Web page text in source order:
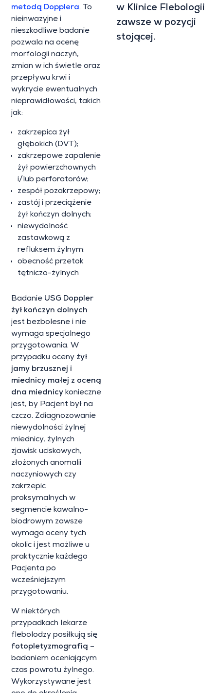
metodą Dopplera. To
nieinwazyjne i
nieszkodliwe badanie
pozwala na ocenę
morfologii naczyń,
zmian w ich świetle oraz
przepływu krwi i
wykrycie ewentualnych
nieprawidłowości, takich
jak:
zakrzepica żył
głębokich (DVT);
zakrzepowe zapalenie
żył powierzchownych
i/lub perforatorów;
zespół pozakrzepowy;
zastój i przeciążenie
żył kończyn dolnych;
niewydolność
zastawkową z
refluksem żylnym;
obecność przetok
tętniczo-żylnych
Badanie USG Doppler
żył kończyn dolnych
jest bezbolesne i nie
wymaga specjalnego
przygotowania. W
przypadku oceny żył
jamy brzusznej i
miednicy małej z oceną
dna miednicy konieczne
jest, by Pacjent był na
czczo. Zdiagnozowanie
niewydolności żylnej
miednicy, żylnych
zjawisk uciskowych,
złożonych anomalii
naczyniowych czy
zakrzepic
proksymalnych w
segmencie kawalno-
biodrowym zawsze
wymaga oceny tych
okolic i jest możliwe u
praktycznie każdego
Pacjenta po
wcześniejszym
przygotowaniu.
W niektórych
przypadkach lekarze
flebolodzy posiłkują się
fotopletyzmografią –
badaniem oceniającym
czas powrotu żylnego.
Wykorzystywane jest
w Klinice Flebologii
zawsze w pozycji
stojącej.